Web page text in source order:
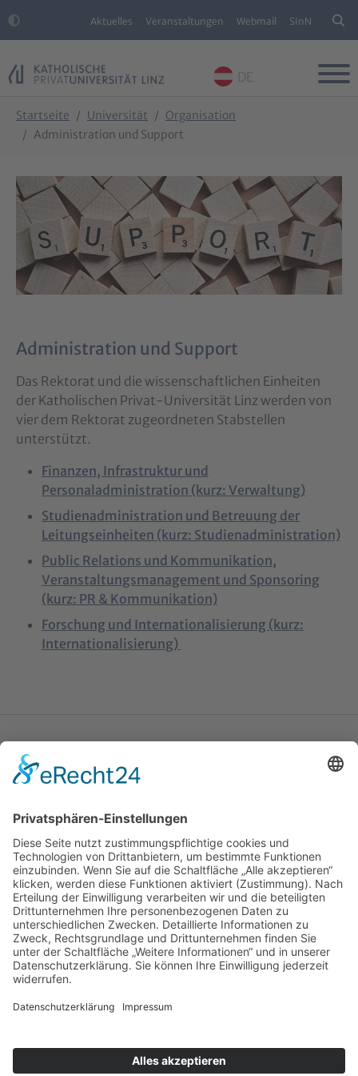
Aktuelles Veranstaltungen Webmail SInN
DE
Startseite Universität
Organisation
Administration und Support
Administration und Support
Das Rektorat und die wissenschaftlichen Einheiten
der Katholischen Privat-Universität Linz werden von
vier dem Rektorat zugeordneten Stabstellen
unterstützt.
Finanzen, Infrastruktur und
Personaladministration (kurz: Verwaltung)
Studienadministration und Betreuung der
Leitungseinheiten (kurz: Studienadministration)
Public Relations und Kommunikation,
Veranstaltungsmanagement und Sponsoring
(kurz: PR & Kommunikation)
Forschung und Internationalisierung (kurz:
Internationalisierung)
Katholische Privat-Universität Linz
Bethlehemstraße 20
T:+43 732 / 784293
E:office[at]ku-linz.at
©2025 Katholische Privat-Universität Linz | Alle Rechte